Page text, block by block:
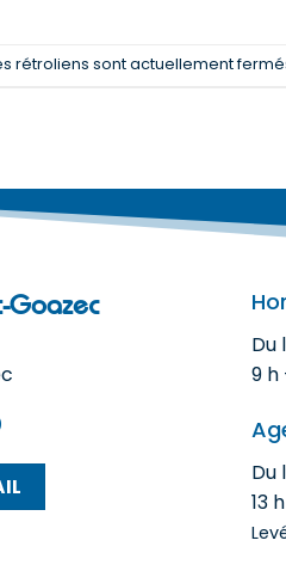
rétroliens sont actuellement
Goazec
Du
9 h
Du
13